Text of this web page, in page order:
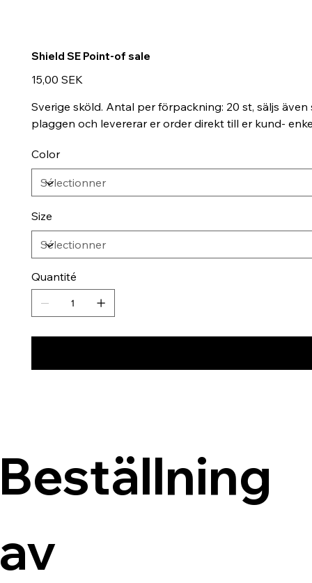
Shield SE Point-of sale
Prix
15,00 SEK
Sverige sköld. Antal per förpackning: 20 st, säljs
plaggen och levererar er order direkt till er kund-
Color
Size
Quantité